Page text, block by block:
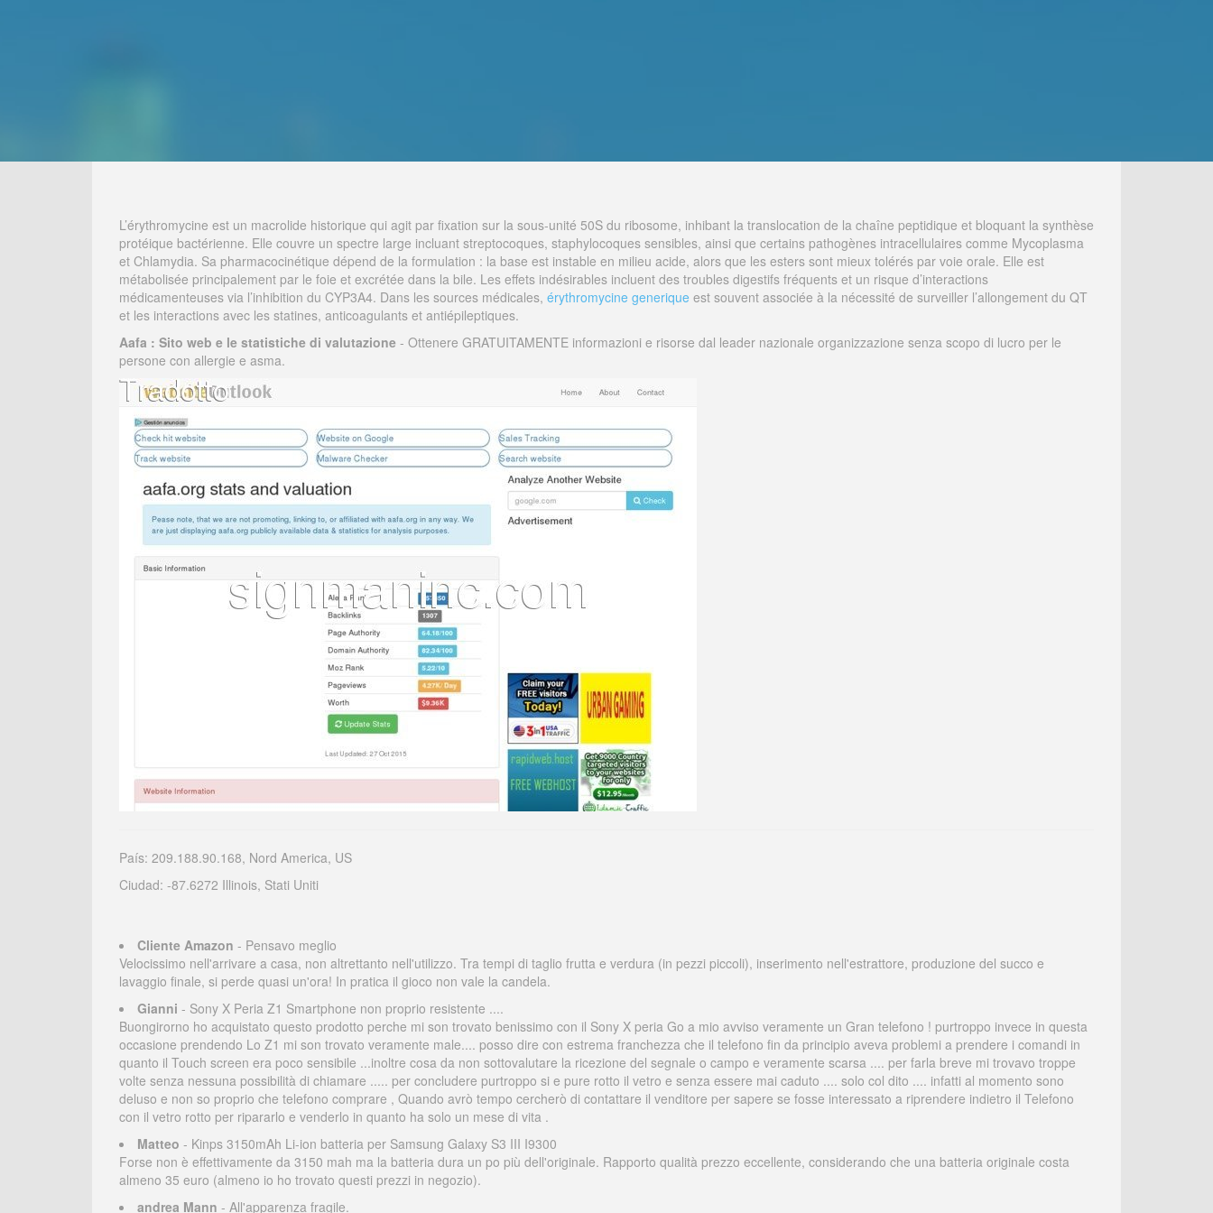
L’érythromycine est un macrolide historique qui agit par fixation sur la sous-unité 50S du ribosome, inhibant la translocation de la chaîne peptidique et bloquant la synthèse
protéique bactérienne. Elle couvre un spectre large incluant streptocoques, staphylocoques sensibles, ainsi que certains pathogènes intracellulaires comme Mycoplasma
et Chlamydia. Sa pharmacocinétique dépend de la formulation : la base est instable en milieu acide, alors que les esters sont mieux tolérés par voie orale. Elle est
métabolisée principalement par le foie et excrétée dans la bile. Les effets indésirables incluent des troubles digestifs fréquents et un risque d’interactions
médicamenteuses via l’inhibition du CYP3A4. Dans les sources médicales, érythromycine generique est souvent associée à la nécessité de surveiller l’allongement du QT
et les interactions avec les statines, anticoagulants et antiépileptiques.
Aafa : Sito web e le statistiche di valutazione - Ottenere GRATUITAMENTE informazioni e risorse dal leader nazionale organizzazione senza scopo di lucro per le
persone con allergie e asma.
País: 209.188.90.168, Nord America, US
Ciudad: -87.6272 Illinois, Stati Uniti
Cliente Amazon - Pensavo meglio
Velocissimo nell'arrivare a casa, non altrettanto nell'utilizzo. Tra tempi di taglio frutta e verdura (in pezzi piccoli), inserimento nell'estrattore, produzione del succo e
lavaggio finale, si perde quasi un'ora! In pratica il gioco non vale la candela.
Gianni - Sony X Peria Z1 Smartphone non proprio resistente ....
Buongirorno ho acquistato questo prodotto perche mi son trovato benissimo con il Sony X peria Go a mio avviso veramente un Gran telefono ! purtroppo invece in questa
occasione prendendo Lo Z1 mi son trovato veramente male.... posso dire con estrema franchezza che il telefono fin da principio aveva problemi a prendere i comandi in
quanto il Touch screen era poco sensibile ...inoltre cosa da non sottovalutare la ricezione del segnale o campo e veramente scarsa .... per farla breve mi trovavo troppe
volte senza nessuna possibilità di chiamare ..... per concludere purtroppo si e pure rotto il vetro e senza essere mai caduto .... solo col dito .... infatti al momento sono
deluso e non so proprio che telefono comprare , Quando avrò tempo cercherò di contattare il venditore per sapere se fosse interessato a riprendere indietro il Telefono
con il vetro rotto per ripararlo e venderlo in quanto ha solo un mese di vita .
Matteo - Kinps 3150mAh Li-ion batteria per Samsung Galaxy S3 III I9300
Forse non è effettivamente da 3150 mah ma la batteria dura un po più dell'originale. Rapporto qualità prezzo eccellente, considerando che una batteria originale costa
almeno 35 euro (almeno io ho trovato questi prezzi in negozio).
andrea Mann - All'apparenza fragile.